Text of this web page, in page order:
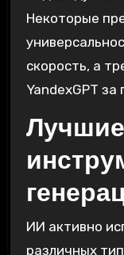
Некоторые
скорость, а
YandexGPT
ИИ активно
различных